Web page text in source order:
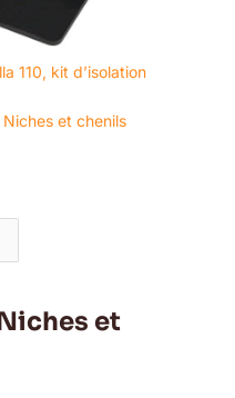
110, kit d’isolation
Niches et chenils
et